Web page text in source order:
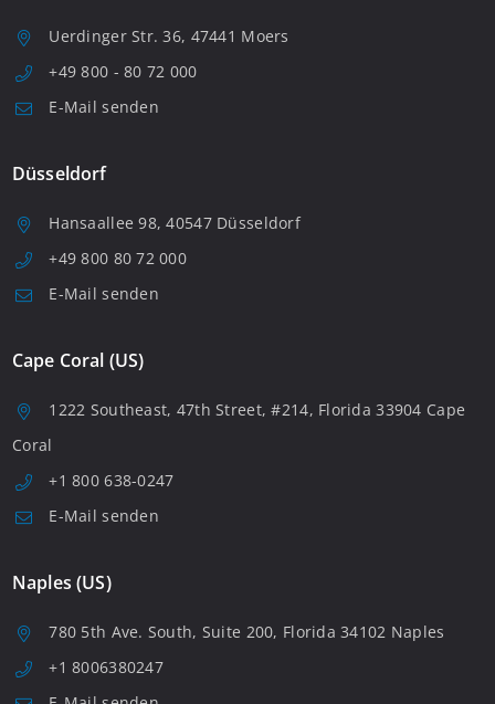
Uerdinger Str. 36, 47441 Moers
+49 800 - 80 72 000
E-Mail senden
Düsseldorf
Hansaallee 98, 40547 Düsseldorf
+49 800 80 72 000
E-Mail senden
Cape Coral (US)
1222 Southeast, 47th Street, #214, Florida 33904 Cape
Coral
+1 800 638-0247
E-Mail senden
Naples (US)
780 5th Ave. South, Suite 200, Florida 34102 Naples
+1 8006380247